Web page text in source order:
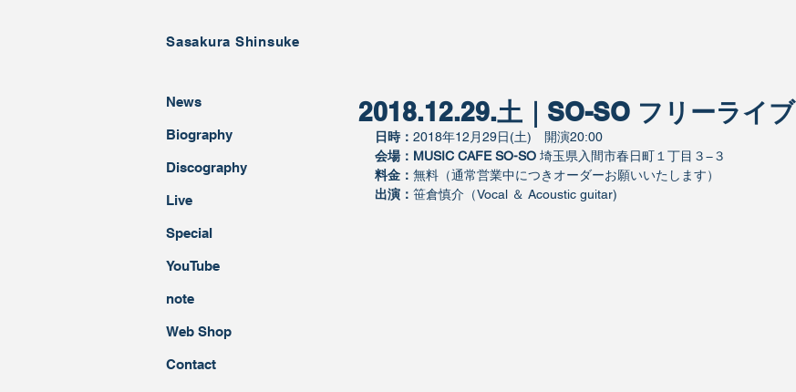
Sasakura Shinsuke
2018.12.29.土｜SO-SO フリーライブ
日時： 2018年12月29日(土)　開演20:00
会場： MUSIC CAFE SO-SO 埼玉県入間市春日町１丁目３−３
料金： 無料（通常営業中につきオーダーお願いいたします）
出演： 笹倉慎介（Vocal ＆ Acoustic guitar)
News
Biography
Discography ​
Live
Special
YouTube
note
Web Shop
Contact